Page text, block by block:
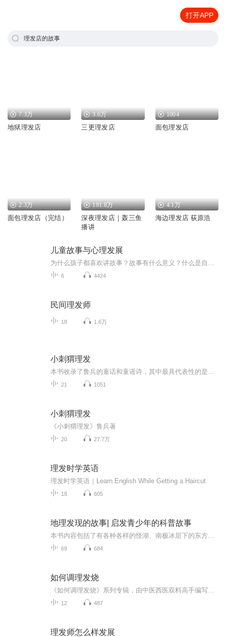
打开APP
理发店的故事
7.3万
地狱理发店
3.6万
三更理发店
1004
面包理发店
2.3万
面包理发店（完结）
191.8万
深夜理发店｜轰三鱼
播讲
4.1万
海边理发店 荻原浩
儿童故事与心理发展
6 4424
民间理发师
18 1.6万
小刺猬理发
21 1051
小刺猬理发
《小刺猬理发》鲁兵著
20 27.7万
理发时学英语
理发时学英语｜Learn English While Getting a Haircut
18 605
地理发现的故事| 启发青少年的科普故事
69 684
如何调理发烧
12 487
理发师怎么样发展